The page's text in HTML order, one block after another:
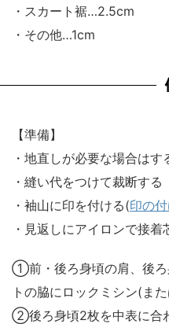
・スカート裾…2.5cm
・その他…1cm
【準備】
・地直しが必要な場合はす
・縫い代をつけて裁断する
・袖山に印を付ける(印の
・見返しにアイロンで接着
①前・後ろ身頃の肩、後ろ
トの脇にロックミシン(ま
②後ろ身頃2枚を中表に合